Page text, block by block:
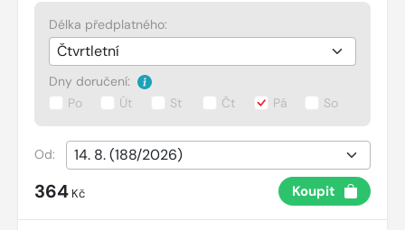
Délka předplatného:
Dny doručení:
Po
Út St Čt Pá So
Od:
364 Kč Koupit